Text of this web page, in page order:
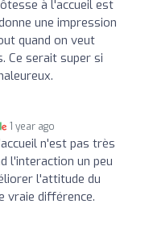
à l'accueil est
une impression
quand on veut
Ce serait super si
1 year ago
n'est pas très
l'interaction un peu
l'attitude du
vraie différence.